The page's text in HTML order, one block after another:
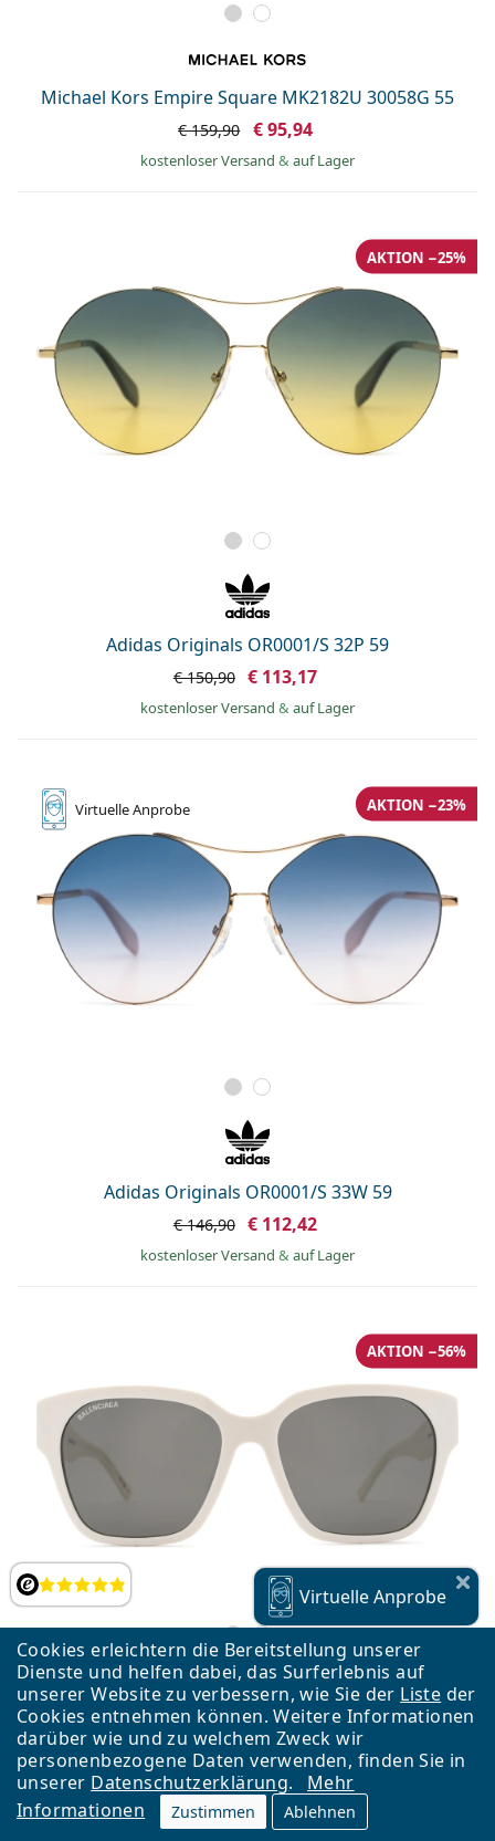
Cookies erleichtern die Bereitstellung unserer
Dienste und helfen dabei, das Surferlebnis auf
unserer Website zu verbessern, wie Sie der Liste der
Cookies entnehmen können. Weitere Informationen
darüber wie und zu welchem Zweck wir
personenbezogene Daten verwenden, finden Sie in
unserer Datenschutzerklärung.
Mehr
Informationen
Zustimmen Ablehnen
Bewertung
Michael Kors Empire Square MK2182U 30058G 55
€ 159,90 € 95,94
kostenloser Versand & auf Lager
Adidas Originals OR0001/S 32P 59
AKTION −25%
€ 150,90 € 113,17
kostenloser Versand & auf Lager
VirtuelleAnprobe
Adidas Originals OR0001/S 33W 59
AKTION −23%
€ 146,90 € 112,42
kostenloser Versand & auf Lager
Balenciaga BB0215SA 003 56
AKTION −56%
€ 326,90 € 143,83
kostenloser Versand& auf Lager
VirtuelleAnprobe